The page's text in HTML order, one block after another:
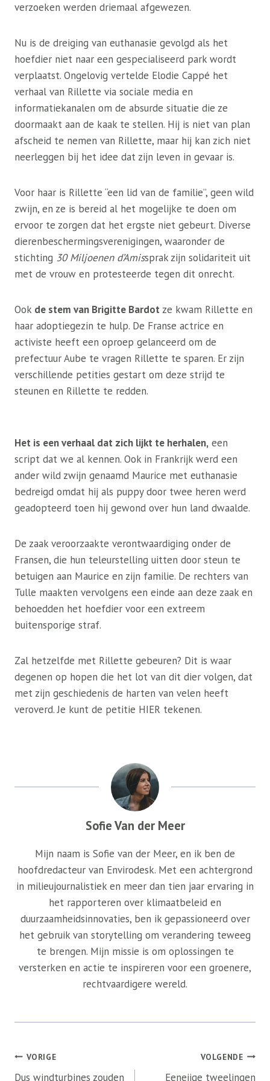
verzoeken werden driemaal afgewezen.
Nu is de dreiging van euthanasie gevolgd als het
hoefdier niet naar een gespecialiseerd park wordt
verplaatst. Ongelovig vertelde Elodie Cappé het
verhaal van Rillette via sociale media en
informatiekanalen om de absurde situatie die ze
doormaakt aan de kaak te stellen. Hij is niet van plan
afscheid te nemen van Rillette, maar hij kan zich niet
neerleggen bij het idee dat zijn leven in gevaar is.
Voor haar is Rillette “een lid van de familie”, geen wild
zwijn, en ze is bereid al het mogelijke te doen om
ervoor te zorgen dat het ergste niet gebeurt. Diverse
dierenbeschermingsverenigingen, waaronder de
stichting 30 Miljoenen d’Amissprak zijn solidariteit uit
met de vrouw en protesteerde tegen dit onrecht.
Ook de stem van Brigitte Bardot ze kwam Rillette en
haar adoptiegezin te hulp. De Franse actrice en
activiste heeft een oproep gelanceerd om de
prefectuur Aube te vragen Rillette te sparen. Er zijn
verschillende petities gestart om deze strijd te
steunen en Rillette te redden.
Het is een verhaal dat zich lijkt te herhalen, een
script dat we al kennen. Ook in Frankrijk werd een
ander wild zwijn genaamd Maurice met euthanasie
bedreigd omdat hij als puppy door twee heren werd
geadopteerd toen hij gewond over hun land dwaalde.
De zaak veroorzaakte verontwaardiging onder de
Fransen, die hun teleurstelling uitten door steun te
betuigen aan Maurice en zijn familie. De rechters van
Tulle maakten vervolgens een einde aan deze zaak en
behoedden het hoefdier voor een extreem
buitensporige straf.
Zal hetzelfde met Rillette gebeuren? Dit is waar
degenen op hopen die het lot van dit dier volgen, dat
met zijn geschiedenis de harten van velen heeft
veroverd. Je kunt de petitie HIER tekenen.
Sofie Van der Meer
Mijn naam is Sofie van der Meer, en ik ben de
hoofdredacteur van Envirodesk. Met een achtergrond
in milieujournalistiek en meer dan tien jaar ervaring in
het rapporteren over klimaatbeleid en
duurzaamheidsinnovaties, ben ik gepassioneerd over
het gebruik van storytelling om verandering teweeg
te brengen. Mijn missie is om oplossingen te
versterken en actie te inspireren voor een groenere,
rechtvaardigere wereld.
Bericht
VORIGE
Dus windturbines zouden
VOLGENDE
Eeneiige tweelingen